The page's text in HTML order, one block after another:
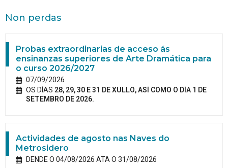
Non perdas
Probas extraordinarias de acceso ás
ensinanzas superiores de Arte Dramática para
o curso 2026/2027
07/09/2026
OS DÍAS 28, 29, 30 E 31 DE XULLO, ASÍ COMO O DÍA 1 DE
SETEMBRO DE 2026.
Actividades de agosto nas Naves do
Metrosidero
DENDE O 04/08/2026 ATA O 31/08/2026